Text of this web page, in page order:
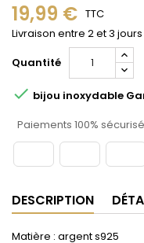
19,99 € TTC
Livraison entre 2 et 3
Quantité
 bijou inoxydable
Paiements 100%
DESCRIPTION
Matière : argent s925